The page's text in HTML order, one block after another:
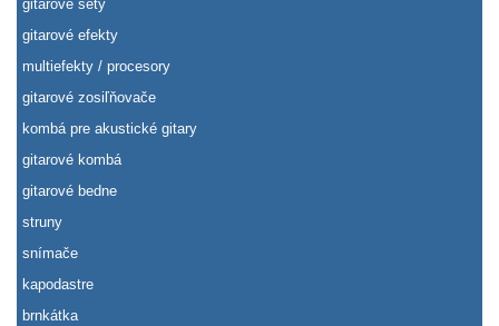
gitarové sety
gitarové efekty
multiefekty / procesory
gitarové zosiľňovače
kombá pre akustické gitary
gitarové kombá
gitarové bedne
struny
snímače
kapodastre
brnkátka